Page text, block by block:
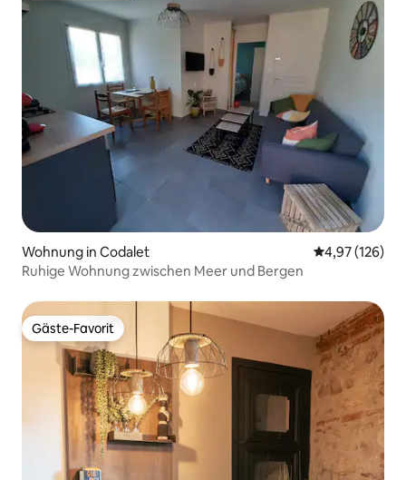
Wohnung in Codalet
4,97 (126)
Ruhige Wohnung zwischen Meer und Bergen
Gäste-Favorit
Gäste-Favorit